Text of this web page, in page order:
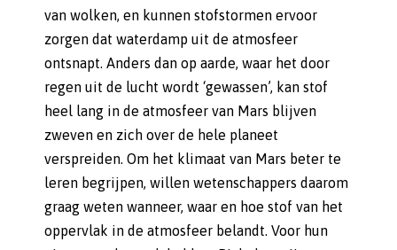
van wolken, en kunnen stofstormen ervoor
zorgen dat waterdamp uit de atmosfeer
ontsnapt. Anders dan op aarde, waar het door
regen uit de lucht wordt ‘gewassen’, kan stof
heel lang in de atmosfeer van Mars blijven
zweven en zich over de hele planeet
verspreiden. Om het klimaat van Mars beter te
leren begrijpen, willen wetenschappers daarom
graag weten wanneer, waar en hoe stof van het
oppervlak in de atmosfeer belandt. Voor hun